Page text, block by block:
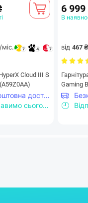
LDAC, що
/міс. 7 4 7
Cloud III S
Безкоштовна доставка
Відправимо сьогодні
6
В
від 467 ₴
Gaming